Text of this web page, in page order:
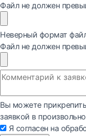
Файл не должен
Неверный формат
Файл не должен
Вы можете
заявкой в
Я согласен на